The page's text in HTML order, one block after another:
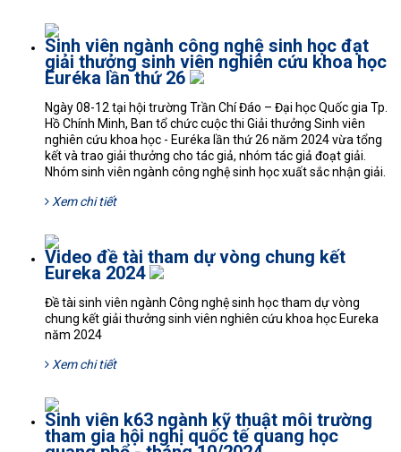
Sinh viên ngành công nghệ sinh học đạt
giải thưởng sinh viên nghiên cứu khoa học
Euréka lần thứ 26
Ngày 08-12 tại hội trường Trần Chí Đáo – Đại học Quốc gia Tp.
Hồ Chính Minh, Ban tổ chức cuộc thi Giải thưởng Sinh viên
nghiên cứu khoa học - Euréka lần thứ 26 năm 2024 vừa tổng
kết và trao giải thưởng cho tác giả, nhóm tác giả đoạt giải.
Nhóm sinh viên ngành công nghệ sinh học xuất sắc nhận giải.
Xem chi tiết
Video đề tài tham dự vòng chung kết
Eureka 2024
Đề tài sinh viên ngành Công nghệ sinh học tham dự vòng
chung kết giải thưởng sinh viên nghiên cứu khoa học Eureka
năm 2024
Xem chi tiết
Sinh viên k63 ngành kỹ thuật môi trường
tham gia hội nghị quốc tế quang học